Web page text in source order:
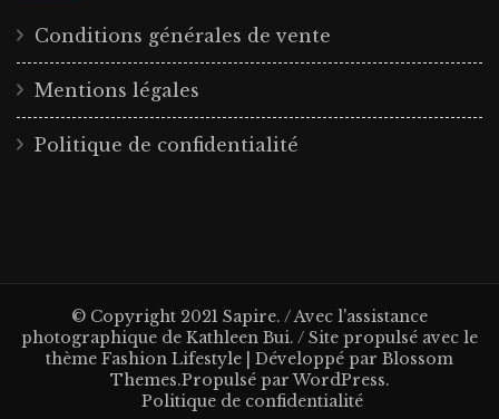
Conditions générales de vente
Mentions légales
Politique de confidentialité
© Copyright 2021 Sapire. / Avec l'assistance
photographique de Kathleen Bui. / Site propulsé avec le
thème Fashion Lifestyle | Développé par Blossom
Themes.Propulsé parWordPress.
Politique de confidentialité